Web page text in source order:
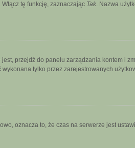
. Włącz tę funkcję, zaznaczając Tak. Nazwa
przejdź do panelu zarządzania kontem i
tylko przez zarejestrowanych
oznacza to, że czas na serwerze jest